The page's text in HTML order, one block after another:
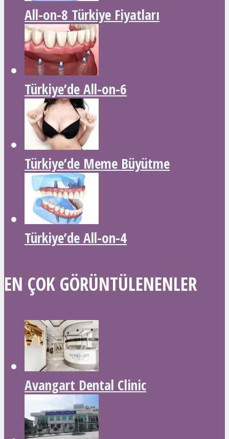
All-on-8 Türkiye Fiyatları
Türkiye’de All-on-6
Türkiye’de Meme Büyütme
Türkiye’de All-on-4
EN ÇOK GÖRÜNTÜLENENLER
Avangart Dental Clinic